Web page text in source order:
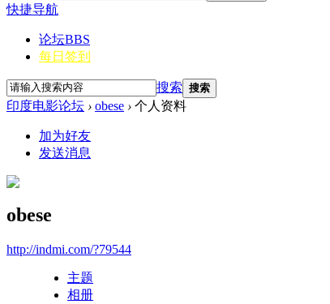
快捷导航
论坛BBS
每日签到
搜索 搜索
印度电影论坛 › obese › 个人资料
加为好友
发送消息
obese
http://indmi.com/?79544
主题
相册